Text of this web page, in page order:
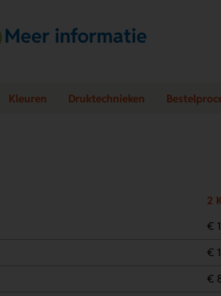
Meer informatie
Kleuren Druktechnieken
2
€
€
€